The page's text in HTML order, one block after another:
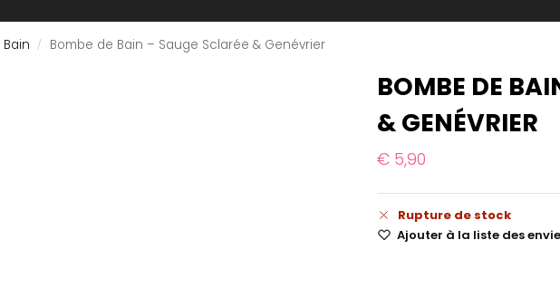
/ Bombe de Bain – Sauge Sclarée & Genévrier
BOMBE DE
& GENÉVRIER
€5,90
Rupture de stock
Ajouter à la liste des